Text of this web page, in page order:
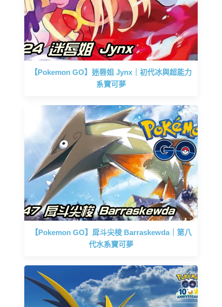
【Pokemon GO】迷唇姐 Jynx｜初代冰與超能力
系寶可夢
【Pokemon GO】戽斗尖梭 Barraskewda｜第八
代水系寶可夢